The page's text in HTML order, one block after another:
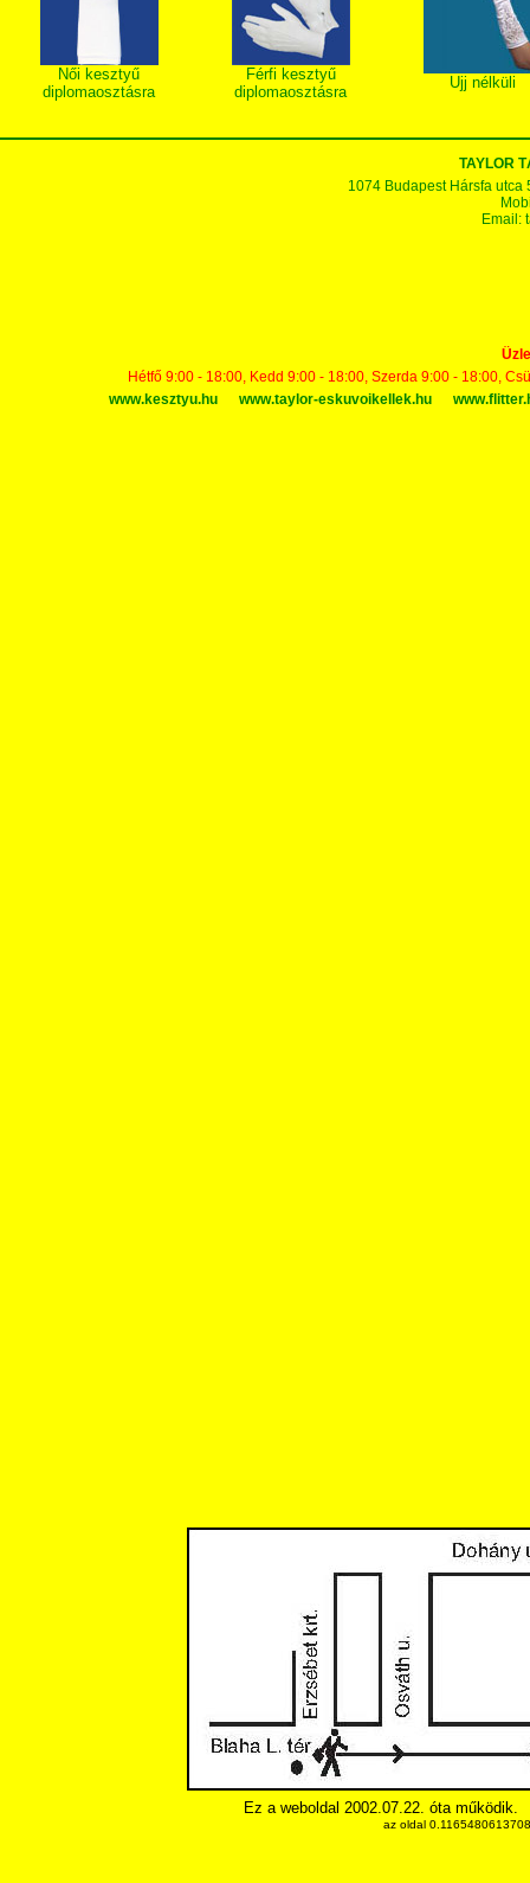
Női kesztyű
diplomaosztásra
Férfi kesztyű
diplomaosztásra
Ujj nélküli
TAYLOR
1074 Budapest Hársfa utca
Email:
Hétfő 9:00 - 18:00, Kedd 9:00 - 18:00, Szerda 9:00 - 18:00,
www.kesztyu.hu
www.taylor-eskuvoikellek.hu
Ez a weboldal 2002.07.22. óta működik.
az oldal